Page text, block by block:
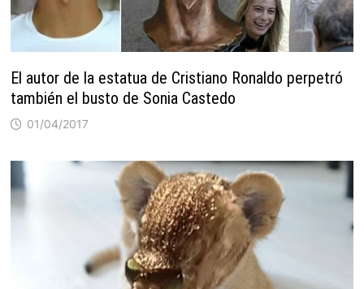
El autor de la estatua de Cristiano Ronaldo perpetró
también el busto de Sonia Castedo
01/04/2017